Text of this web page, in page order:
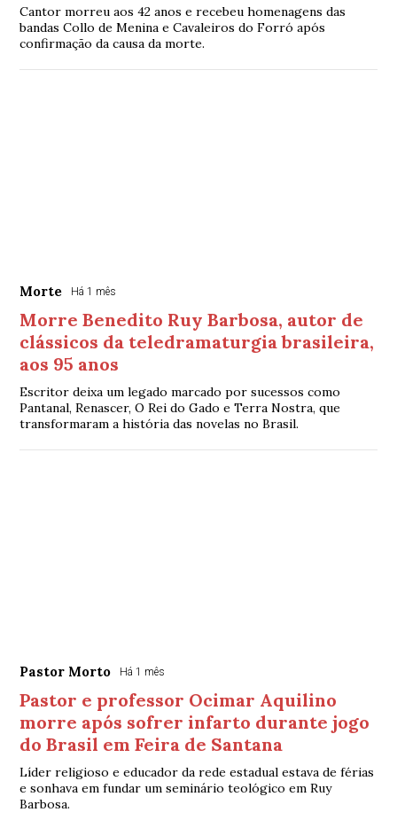
Cantor morreu aos 42 anos e recebeu homenagens das
bandas Collo de Menina e Cavaleiros do Forró após
confirmação da causa da morte.
Morte Há 1 mês
Morre Benedito Ruy Barbosa, autor de
clássicos da teledramaturgia brasileira,
aos 95 anos
Escritor deixa um legado marcado por sucessos como
Pantanal, Renascer, O Rei do Gado e Terra Nostra, que
transformaram a história das novelas no Brasil.
Pastor Morto Há 1 mês
Pastor e professor Ocimar Aquilino
morre após sofrer infarto durante jogo
do Brasil em Feira de Santana
Líder religioso e educador da rede estadual estava de férias
e sonhava em fundar um seminário teológico em Ruy
Barbosa.